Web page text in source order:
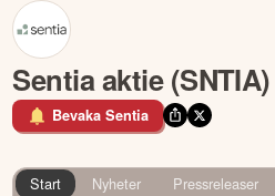
Sentia aktie (SNTIA)
Bevaka Sentia
Start Nyheter Pressreleaser